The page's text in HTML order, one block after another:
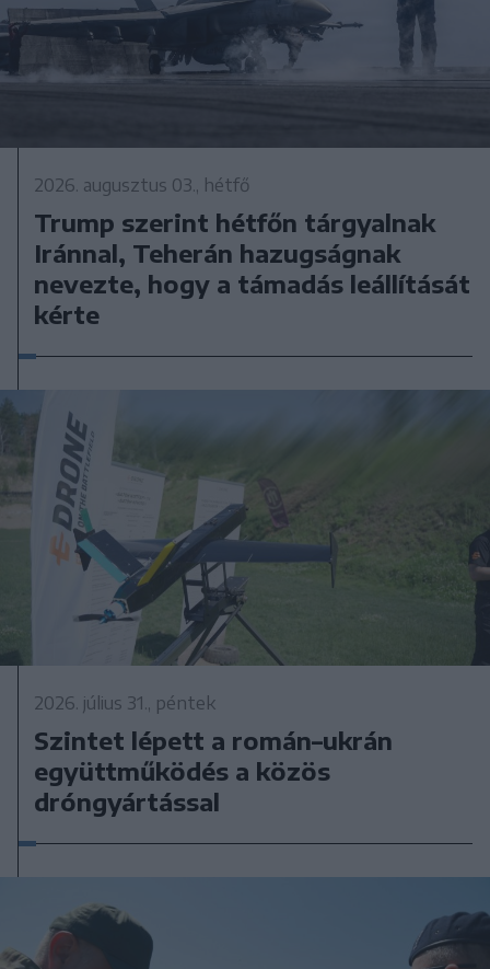
2026. augusztus 03., hétfő
Trump szerint hétfőn tárgyalnak
Iránnal, Teherán hazugságnak
nevezte, hogy a támadás leállítását
kérte
2026. július 31., péntek
Szintet lépett a román–ukrán
együttműködés a közös
dróngyártással